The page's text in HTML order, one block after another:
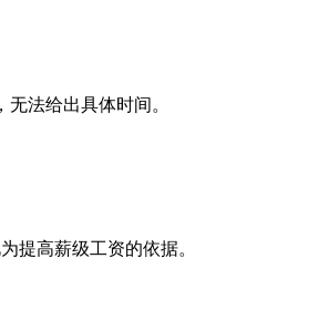
法给出具体时间。
提高薪级工资的依据。